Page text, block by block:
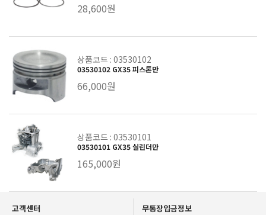
28,600원
상품코드 : 03530102
03530102 GX35 피스톤만
66,000원
상품코드 : 03530101
03530101 GX35 실린더만
165,000원
고객센터 무통장입금정보